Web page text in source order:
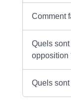
Comment
Quels
opposition
Quels